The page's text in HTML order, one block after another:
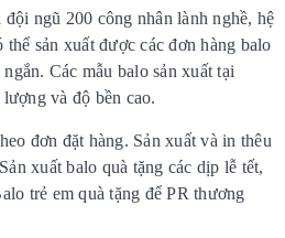
ngũ 200 công nhân lành nghề, hệ
sản xuất được các đơn hàng balo
Các mẫu balo sản xuất tại
và độ bền cao.
đơn đặt hàng. Sản xuất và in thêu
xuất balo quà tặng các dịp lễ tết,
trẻ em quà tặng để PR thương